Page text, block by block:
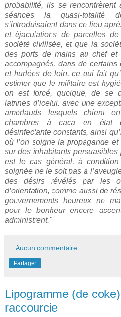
probabilité, ils se
séances la quasi-totalité
s’introduisaient dans ce lieu
et éjaculations de parcelles
société civilisée, et que la
des ports de mains au chef et
accompagnés, dans de certains
et hurlées de loin, ce qui fait
estimer que le militaire est
on est forcé, quoique, de se
latrines d’icelui, avec une
amerlauds lesquels chient
chambres à caca en état
désinfectante constants, ainsi
où l’on soigne la propagande et
sur des inhabitants
est le cas général, à
soignée ne le soit pas à
des désirs révélés par les
d’orientation, comme aussi de
gouvernements heureux ne
pour le bonheur encore
administrent."
Aucun commentaire:
Partager
Lipogramme (de
raccourcie